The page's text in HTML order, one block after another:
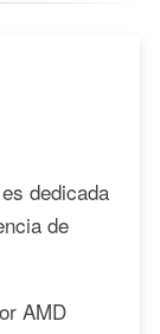
dedicada
de
AMD